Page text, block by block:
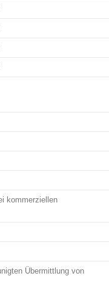
kommerziellen
Übermittlung von